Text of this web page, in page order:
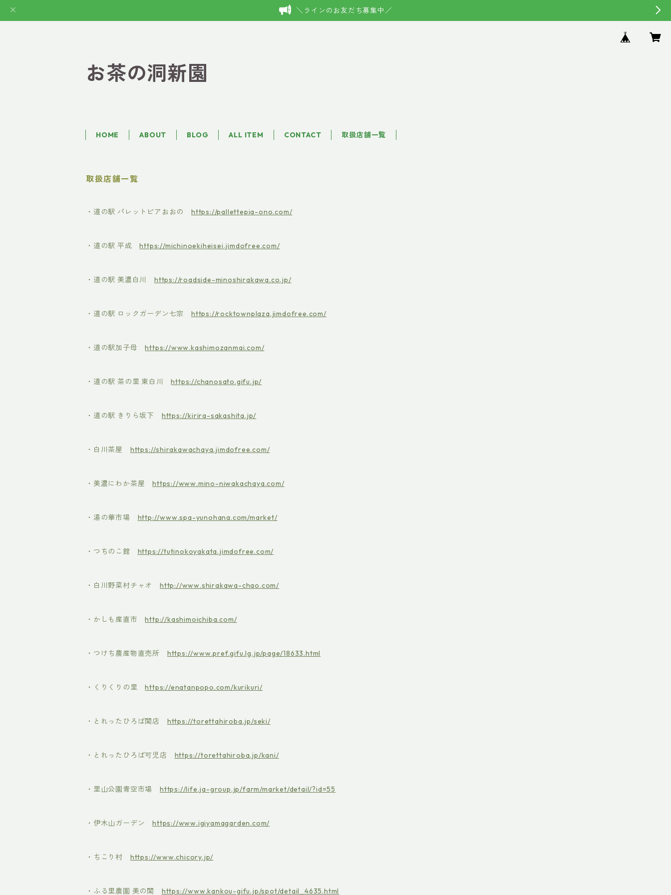
＼ラインのお友だち募集中／
お茶の洞新園
HOME ABOUT BLOG ALL ITEM CONTACT 取扱店舗一覧
取扱店舗一覧
・道の駅 パレットピアおおのhttps://pallettepia-ono.com/
・道の駅 平成https://michinoekiheisei.jimdofree.com/
・道の駅 美濃白川https://roadside-minoshirakawa.co.jp/
・道の駅 ロックガーデン七宗https://rocktownplaza.jimdofree.com/
・道の駅加子母https://www.kashimozanmai.com/
・道の駅 茶の里 東白川https://chanosato.gifu.jp/
・道の駅 きりら坂下 https://kirira-sakashita.jp/
・白川茶屋 https://shirakawachaya.jimdofree.com/
​・美濃にわか茶屋https://www.mino-niwakachaya.com/
・湯の華市場 http://www.spa-yunohana.com/market/
・つちのこ館 https://tutinokoyakata.jimdofree.com/
・白川野菜村チャオ http://www.shirakawa-chao.com/
・かしも産直市http://kashimoichiba.com/
・つけち農産物直売所 https://www.pref.gifu.lg.jp/page/18633.html
・くりくりの里https://enatanpopo.com/kurikuri/
・とれったひろば関店 https://torettahiroba.jp/seki/
・とれったひろば可児店 https://torettahiroba.jp/kani/
・里山公園青空市場https://life.ja-group.jp/farm/market/detail/?id=55
・伊木山ガーデンhttps://www.igiyamagarden.com/
・ちこり村 https://www.chicory.jp/
・ふる里農園 美の関 https://www.kankou-gifu.jp/spot/detail_4635.html